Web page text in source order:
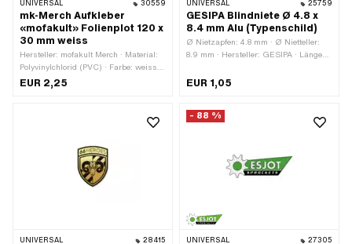
UNIVERSAL 30559
mk-Merch Aufkleber
«mofakult» Folienplot 120 x
30 mm weiss
Hersteller: mofakult Merch · Material:
Polyvinylchlorid (PVC) · Farbe: weiss ·
Breite: 120 mm · Höhe: 30 mm ·
EUR 2,25
UNIVERSAL 25759
GESIPA Blindniete Ø 4.8 x
8.4 mm Alu (Typenschild)
Ø Nietzapfen: 4.8 mm · Ø Nietteller:
8.9 mm · Hersteller: GESIPA · Länge
Aluminium · Material: Stahl · Ø
EUR 1,05
UNIVERSAL 28415
- 88 %
UNIVERSAL 27305